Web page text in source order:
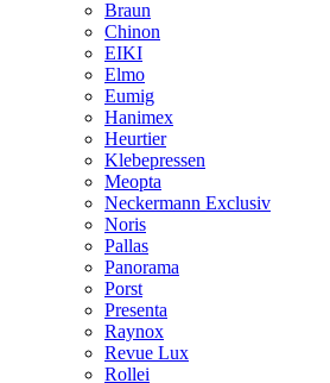
Braun
Chinon
EIKI
Elmo
Eumig
Hanimex
Heurtier
Klebepressen
Meopta
Neckermann Exclusiv
Noris
Pallas
Panorama
Porst
Presenta
Raynox
Revue Lux
Rollei